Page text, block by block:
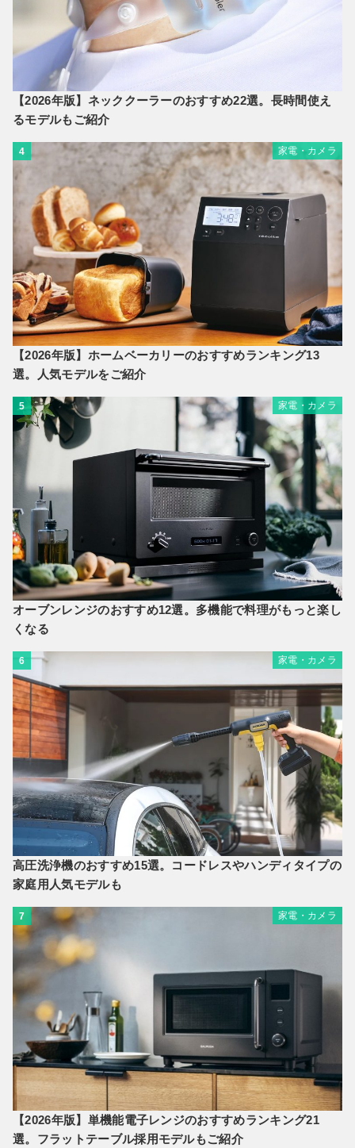
【2026年版】ネッククーラーのおすすめ22選。長時間使え
るモデルもご紹介
4 家電・カメラ
【2026年版】ホームベーカリーのおすすめランキング13
選。人気モデルをご紹介
5 家電・カメラ
オーブンレンジのおすすめ12選。多機能で料理がもっと楽し
くなる
6 家電・カメラ
高圧洗浄機のおすすめ15選。コードレスやハンディタイプの
家庭用人気モデルも
7 家電・カメラ
【2026年版】単機能電子レンジのおすすめランキング21
選。フラットテーブル採用モデルもご紹介